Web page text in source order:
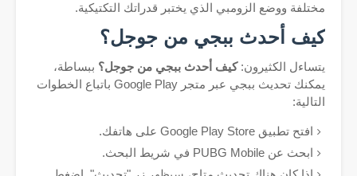
مختلفة ووضع الزومبي الذي يختبر قدراتك التكتيكية.
كيف أحدث ببجي من جوجل؟
يتساءل الكثيرون:كيف أحدث ببجي من جوجل؟ ببساطة،
يمكنك تحديث ببجي عبر متجر Google Play باتباع الخطوات
التالية:
افتح تطبيق Google Play Store على هاتفك.
ابحث عن PUBG Mobile في شريط البحث.